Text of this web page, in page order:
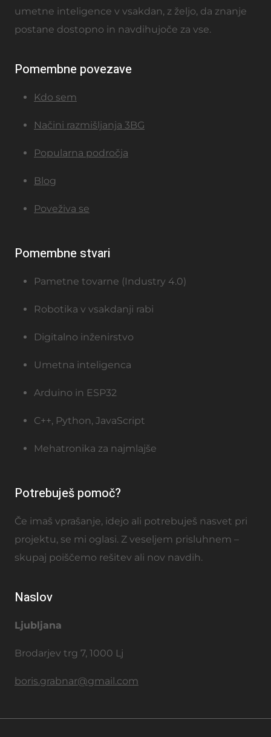
umetne inteligence v vsakdan, z željo, da znanje
postane dostopno in navdihujoče za vse.
Pomembne povezave
Kdo sem
Načini razmišljanja 3BG
Popularna področja
Blog
Poveživa se
Pomembne stvari
Pametne tovarne (Industry 4.0)
Robotika v vsakdanji rabi
Digitalno inženirstvo
Umetna inteligenca
Arduino in ESP32
C++, Python, JavaScript
Mehatronika za najmlajše
Potrebuješ pomoč?
Če imaš vprašanje, idejo ali potrebuješ nasvet pri
projektu, se mi oglasi. Z veseljem prisluhnem –
skupaj poiščemo rešitev ali nov navdih.
Naslov
Ljubljana
Brodarjev trg 7, 1000 Lj
boris.grabnar@gmail.com